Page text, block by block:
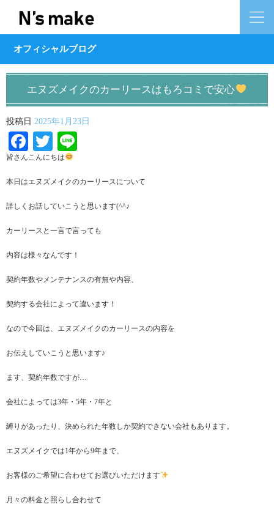
オフィシャルブログ
エヌズメイクのカーリースはもろコミで安心
投稿日 2025年1月23日
Facebook
Twitter
皆さんこんにちは
本日はエヌズメイクのカーリースについて
詳しくお話していこうと思います(^^♪
カーリースと一言で言っても
内容は様々なんです！
契約年数やメンテナンスの有無や内容、
契約する会社によって違います！
なので今回は、エヌズメイクのカーリースの内容を
お伝えしていこうと思います♪
ます、契約年数ですが…
会社によっては3年・5年・7年と
縛りがあったり、決められた年数しか契約できない会社もあります。
エヌズメイクでは1年から9年まで、
お客様のご希望に合わせてお選びいただけます
月々の料金と照らし合わせて